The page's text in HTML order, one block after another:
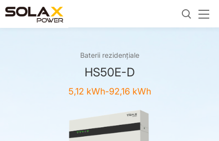
Baterii rezidențiale
HS50E-D
5,12 kWh-92,16 kWh